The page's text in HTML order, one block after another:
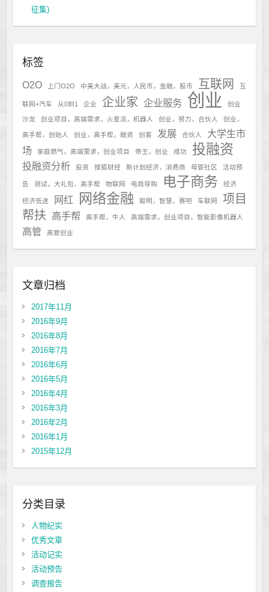
征集)
标签
O2O 上门O2O 中美大战，美元，人民币，金融，股市 互联网 互
联网+汽车 从0到1 企业 企业家 企业服务 创业 创业
沙龙 创业项目，高端需求，火星派，机器人 创业，努力，合伙人 创业，
高手帮，创始人 创业，高手帮，融资 创客 发展 合伙人
大学生市
场
家庭燃气，高端需求，创业项目 帝王，创业 成功 投融资
投融资分析 投资 搜狐财经 新计划经济，消费商 母婴社区 活动预
告 测试，大礼包，高手帮 物联网 电商导购 电子商务 经济
经济低迷 网红 网络金融 聪明，智慧，赛吧 车联网
项目
帮扶
高手帮 高手帮，牛人 高端需求，创业项目，智能影像机器人
高管 高管创业
文章归档
2017年11月
2016年9月
2016年8月
2016年7月
2016年6月
2016年5月
2016年4月
2016年3月
2016年2月
2016年1月
2015年12月
分类目录
人物纪实
优秀文章
活动记实
活动预告
调查报告